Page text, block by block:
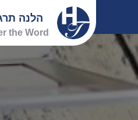
הלנה
the Word